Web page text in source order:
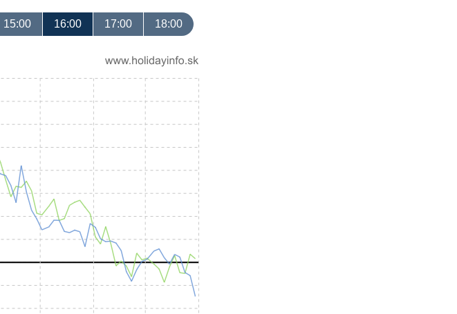
15:00 16:00 17:00 18:00